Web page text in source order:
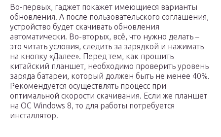
Во-первых, гаджет покажет имеющиеся варианты
обновления. А после пользовательского соглашения,
устройство будет скачивать обновления
автоматически. Во-вторых, всё, что нужно делать –
это читать условия, следить за зарядкой и нажимать
на кнопку «Далее». Перед тем, как прошить
китайский планшет, необходимо проверить уровень
заряда батареи, который должен быть не менее 40%.
Рекомендуется осуществлять процесс при
оптимальной скорости скачивания. Если же планшет
на ОС Windows 8, то для работы потребуется
инсталлятор.